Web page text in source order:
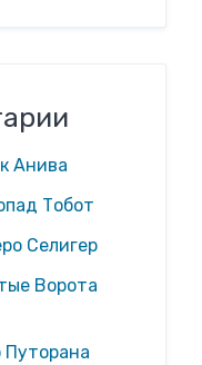
Анива
Тобот
Селигер
Ворота
Путорана